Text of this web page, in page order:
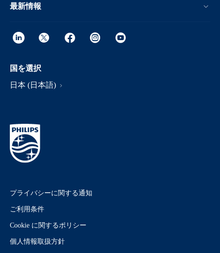
最新情報
国を選択
日本 (日本語)
プライバシーに関する通知
ご利用条件
Cookie に関するポリシー
個人情報取扱方針